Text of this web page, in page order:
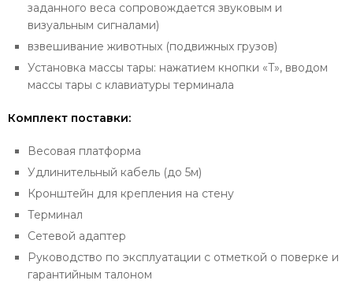
заданного веса сопровождается звуковым и
визуальным сигналами)
взвешивание животных (подвижных грузов)
Установка массы тары: нажатием кнопки «T», вводом
массы тары с клавиатуры терминала
Комплект поставки:
Весовая платформа
Удлинительный кабель (до 5м)
Кронштейн для крепления на стену
Терминал
Сетевой адаптер
Руководство по эксплуатации с отметкой о поверке и
гарантийным талоном